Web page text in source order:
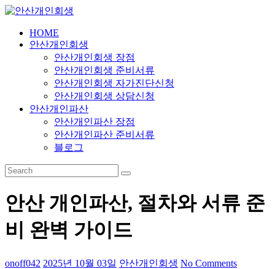
Skip
content
간
365
HOME
안산개인회생
안산개인회생 장점
안산개인회생 준비서류
안산개인회생 자가진단신청
안산개인회생 상담신청
안산개인파산
안산개인파산 장점
안산개인파산 준비서류
블로그
안산 개인파산, 절차와 서류 준
비 완벽 가이드
onoff042 2025년 10월 03일 안산개인회생 No Comments